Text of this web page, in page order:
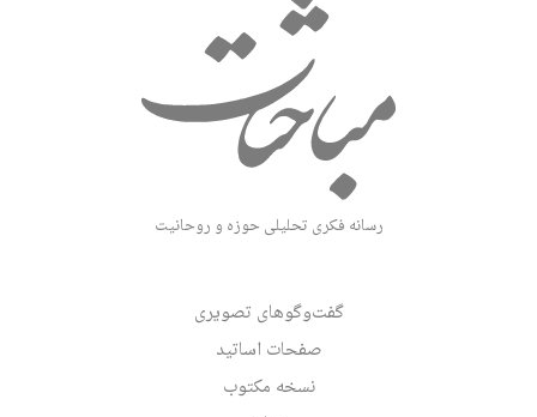
رسانه فکری تحلیلی حوزه و روحانیت
گفت‌وگوهای تصویری
صفحات اساتید
نسخه مکتوب